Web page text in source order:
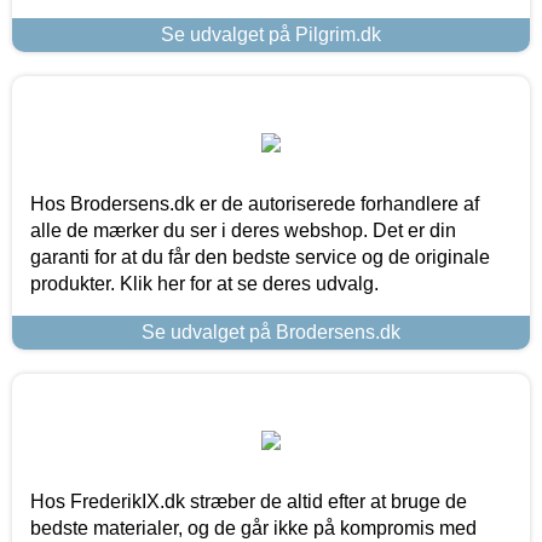
Se udvalget på Pilgrim.dk
Hos Brodersens.dk er de autoriserede forhandlere af
alle de mærker du ser i deres webshop. Det er din
garanti for at du får den bedste service og de originale
produkter. Klik her for at se deres udvalg.
Se udvalget på Brodersens.dk
Hos FrederikIX.dk stræber de altid efter at bruge de
bedste materialer, og de går ikke på kompromis med